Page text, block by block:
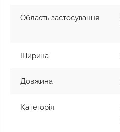
Область застосування
Ширина
Довжина
Категорія